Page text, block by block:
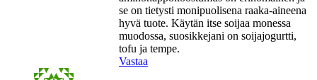
se on tietysti monipuolisena raaka-aineena
hyvä tuote. Käytän itse soijaa monessa
muodossa, suosikkejani on soijajogurtti,
tofu ja tempe.
Vastaa